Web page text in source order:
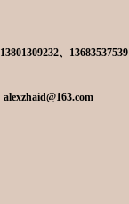
13801309232、13683537539
alexzhaid@163.com